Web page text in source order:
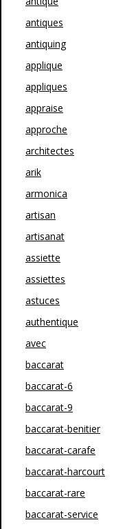
antiques
antiquing
applique
appliques
appraise
approche
architectes
arik
armonica
artisan
artisanat
assiette
assiettes
astuces
authentique
avec
baccarat
baccarat-6
baccarat-9
baccarat-benitier
baccarat-carafe
baccarat-harcourt
baccarat-rare
baccarat-service